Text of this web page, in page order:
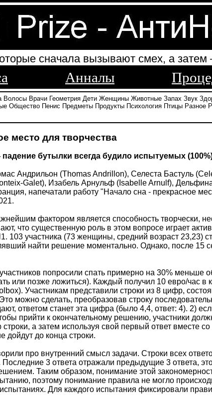
сначала вызывают смех, а затем
Анналы
Волосы Врачи Геометрия Дети Женщины Животные Запах Звук
Общество Пенис Предметы Продукты Психология Птицы Разное
место для творчества
бутылки всегда будило испытуемых
Андрильон (Thomas Andrillon), Селеста Бастуль
Galet), Изабель Арнульф (Isabelle Arnulf),
напечатали работу "Начало сна - прекрасное
фактором является способность творчески,
что существенную роль в этом вопросе играет
103 участника (73 женщины, средний возраст 23,23)
найти решение моментально. Однако, после 15
попросили спать примерно на 30% меньше
или позже ложиться). Каждый получил 10 евро/час в
Участникам представили строки из 8 цифр,
можно сделать, преобразовав строку
ответом станет эта цифра (было 4,4, ответ: 4). 2)
прийти к окончательному решению, участники
а затем используя свой первый ответ вместе
дойдут до конца строки.
про внутренний смысл задачи. Строки всех
3 ответа отражали предыдущие 3 ответа,
Таким образом, понимание этой
поэтому понимание правила не могло
Для каждого испытания фиксировали